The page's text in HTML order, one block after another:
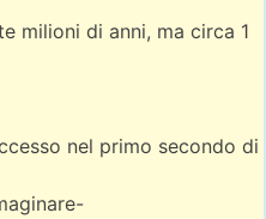
milioni di anni, ma circa 1
nel primo secondo di